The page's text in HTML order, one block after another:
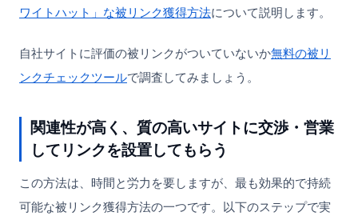
ワイトハット」な被リンク獲得方法について説明します。
自社サイトに評価の被リンクがついていないか無料の被リ
ンクチェックツールで調査してみましょう。
関連性が高く、質の高いサイトに交渉・営業
してリンクを設置してもらう
この方法は、時間と労力を要しますが、最も効果的で持続
可能な被リンク獲得方法の一つです。以下のステップで実